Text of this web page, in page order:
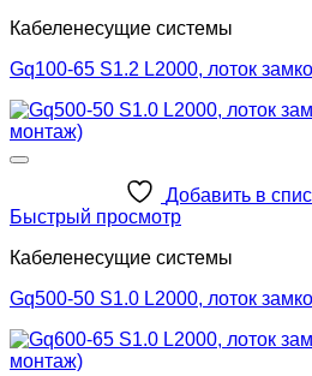
Кабеленесущие системы
Gq100-65 S1.2 L2000, лоток
Добавить в
Быстрый просмотр
Кабеленесущие системы
Gq500-50 S1.0 L2000, лоток